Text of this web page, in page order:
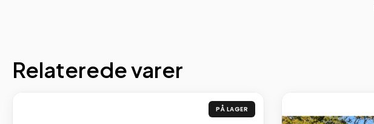
Relaterede varer
PÅ LAGER